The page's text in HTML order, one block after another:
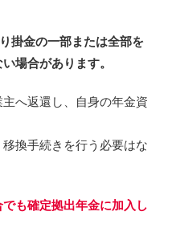
掛金の一部または全部を
場合があります。
へ返還し、自身の年金資
換手続きを行う必要はな
でも確定拠出年金に加入し